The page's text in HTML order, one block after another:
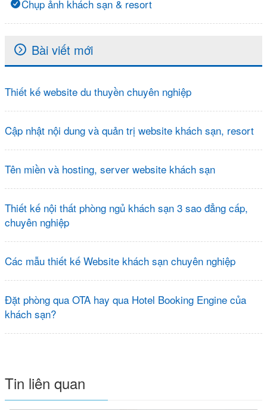
Chụp ảnh khách sạn & resort
Bài viết mới
Thiết kế website du thuyền chuyên nghiệp
Cập nhật nội dung và quản trị website khách sạn, resort
Tên miền và hosting, server website khách sạn
Thiết kế nội thất phòng ngủ khách sạn 3 sao đẳng cấp,
chuyên nghiệp
Các mẫu thiết kế Website khách sạn chuyên nghiệp
Đặt phòng qua OTA hay qua Hotel Booking Engine của
khách sạn?
Tin liên quan